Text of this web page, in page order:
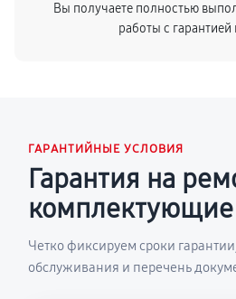
Вы получаете полностью
работы с гарантией
ГАРАНТИЙНЫЕ УСЛОВИЯ
Гарантия на
комплектующие
Четко фиксируем сроки
обслуживания и перечень